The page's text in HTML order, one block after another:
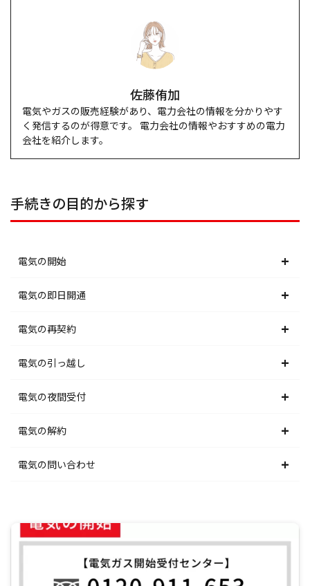
佐藤侑加
電気やガスの販売経験があり、電力会社の情報を分かりやす
く発信するのが得意です。 電力会社の情報やおすすめの電力
会社を紹介します。
手続きの目的から探す
電気の開始
北海道電力エリア
東北電力エリア
東京電力エリア
北陸電力エリア
中部電力エリア
関西電力エリア
四国電力エリア
九州電力エリア
電気の即日開通
北海道電力エリア
東北電力エリア
東京電力エリア
北陸電力エリア
中部電力エリア
中国電力エリア
四国電力エリア
電気の再契約
北海道電力エリア
東北電力エリア
東京電力エリア
北陸電力エリア
関西電力エリア
中国電力エリア
電気の引っ越し
北海道電力エリア
東北電力エリア
東京電力エリア
中部電力エリア
関西電力エリア
電気の夜間受付
北海道電力エリア
東北電力エリア
北陸電力エリア
中部電力エリア
電気の解約
北海道電力エリア
東京電力エリア
北陸電力エリア
電気の問い合わせ
東北電力エリア
東京電力エリア